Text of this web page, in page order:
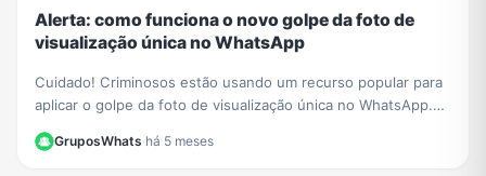
Alerta: como funciona o novo golpe da foto de
visualização única no WhatsApp
Cuidado! Criminosos estão usando um recurso popular para
aplicar o golpe da foto de visualização única no WhatsApp.
GruposWhats·há 5 meses